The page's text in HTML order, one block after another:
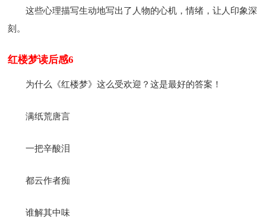
这些心理描写生动地写出了人物的心机，情绪，让人印象深
刻。
红楼梦读后感6
为什么《红楼梦》这么受欢迎？这是最好的答案！
满纸荒唐言
一把辛酸泪
都云作者痴
谁解其中味